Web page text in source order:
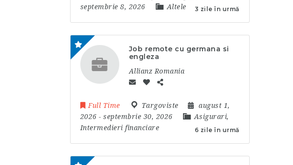
3 zile în urmă
septembrie 8, 2026
Altele
Job remote cu germana si
engleza
6 zile în urmă
Allianz Romania
Full Time Targoviste
august 1,
2026- septembrie 30, 2026
Asigurari,
Intermedieri financiare